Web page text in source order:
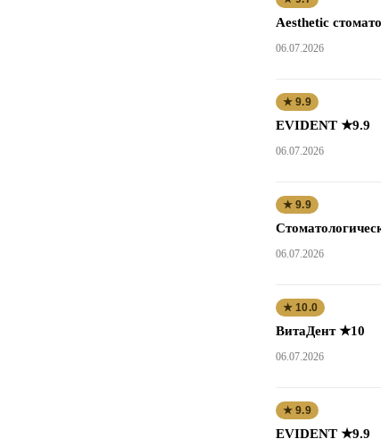
Aesthetic
06.07.2026
★ 9.9
EVIDENT ★9.9
06.07.2026
★ 9.9
06.07.2026
★ 10.0
ВитаДент ★10
06.07.2026
★ 9.9
EVIDENT ★9.9